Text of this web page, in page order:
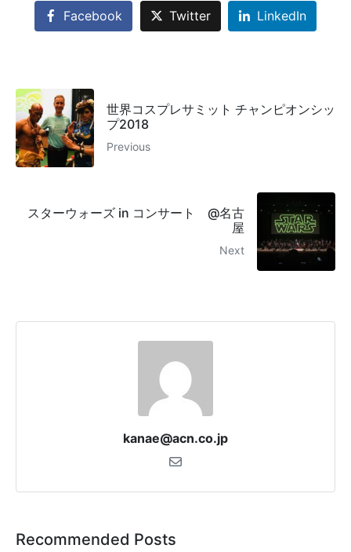
Facebook Twitter LinkedIn
世界コスプレサミット チャンピオンシッ
プ2018
Previous
スターウォーズ in コンサート @名古
屋
Next
kanae@acn.co.jp
Recommended Posts